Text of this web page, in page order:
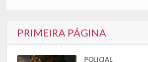
PRIMEIRA PÁGINA
POLICIAL